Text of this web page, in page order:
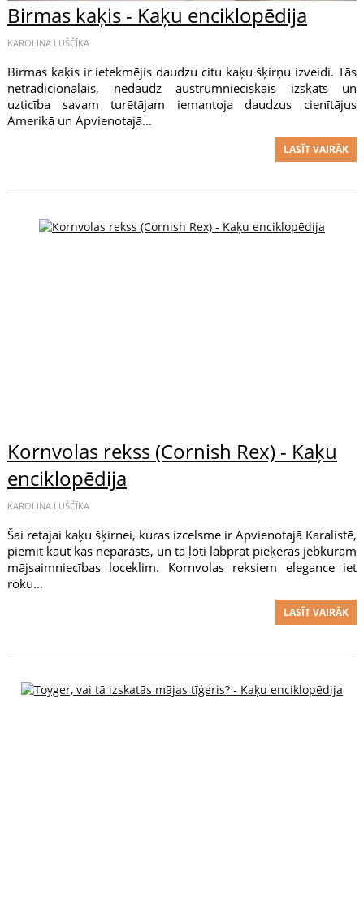
Birmas kaķis - Kaķu enciklopēdija
KAROLINA LUŠČĪKA
Birmas kaķis ir ietekmējis daudzu citu kaķu šķirņu izveidi. Tās
netradicionālais, nedaudz austrumnieciskais izskats un
uzticība savam turētājam iemantoja daudzus cienītājus
Amerikā un Apvienotajā...
LASĪT VAIRĀK
Kornvolas rekss (Cornish Rex) - Kaķu
enciklopēdija
KAROLINA LUŠČĪKA
Šai retajai kaķu šķirnei, kuras izcelsme ir Apvienotajā Karalistē,
piemīt kaut kas neparasts, un tā ļoti labprāt pieķeras jebkuram
mājsaimniecības loceklim. Kornvolas reksiem elegance iet
roku...
LASĪT VAIRĀK